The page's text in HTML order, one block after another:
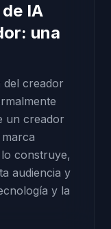
IA
una
creador
un creador
construye,
audiencia y
y la